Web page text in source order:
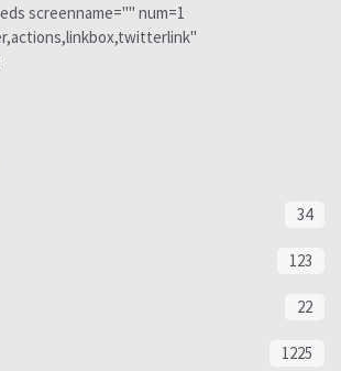
screenname="" num=1
34
123
22
1225